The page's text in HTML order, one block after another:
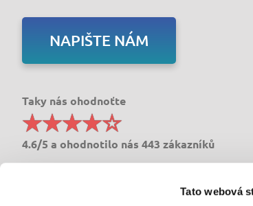
Tato webová
NAPIŠTE NÁM
Taky nás ohodnoťte
4.6/5 a ohodnotilo nás 443 zákazníků